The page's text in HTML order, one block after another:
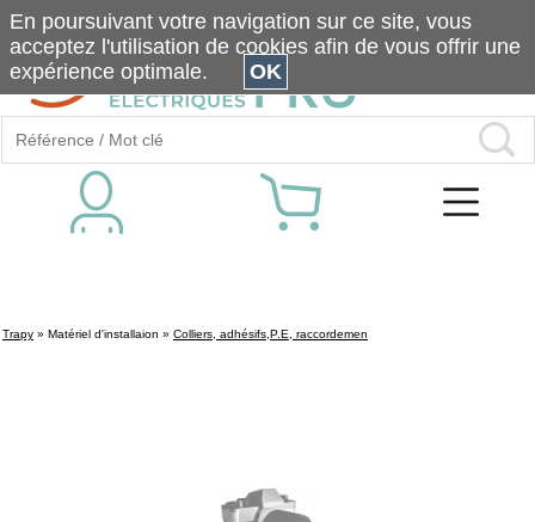
Trapy » Matériel d'installaion » Colliers, adhésifs,P.E, raccordemen
En poursuivant votre navigation sur ce site, vous
acceptez l'utilisation de cookies afin de vous offrir une
expérience optimale.
OK